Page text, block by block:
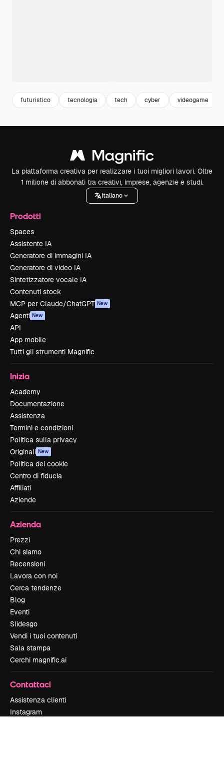
futuristico tecnologia tech cyber videogame
La piattaforma creativa per realizzare i tuoi migliori lavori. Oltre
1 milione di abbonati tra creativi, imprese, agenzie e studi.
Italiano
Prodotti
Spaces
Assistente IA
Generatore di immagini IA
Generatore di video IA
Sintetizzatore vocale IA
Contenuti stock
MCP per Claude/ChatGPT New
Agenti New
API
App mobile
Tutti gli strumenti Magnific
Inizia
Academy
Documentazione
Assistenza
Termini e condizioni
Politica sulla privacy
Originali New
Politica dei cookie
Centro di fiducia
Affiliati
Aziende
Azienda
Prezzi
Chi siamo
Recensioni
Lavora con noi
Cerca tendenze
Blog
Eventi
Slidesgo
Vendi i tuoi contenuti
Sala stampa
Cerchi magnific.ai
Contattaci
Assistenza clienti
Instagram